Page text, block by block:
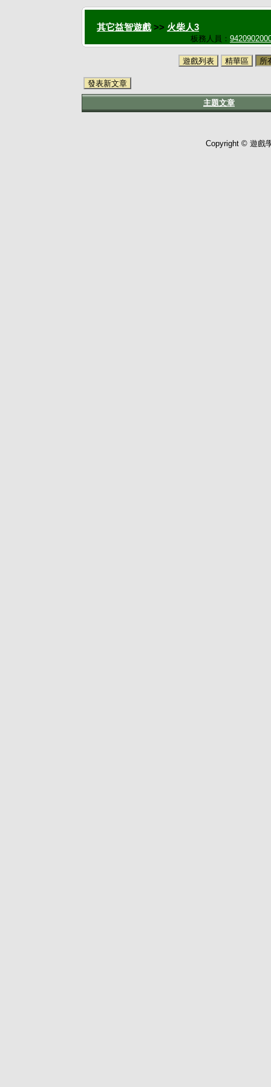
其它益智遊戲>> 火柴人3
板務人員：
遊戲列表 精華區 所
發表新文章
主題文章
Copyright © 遊戲